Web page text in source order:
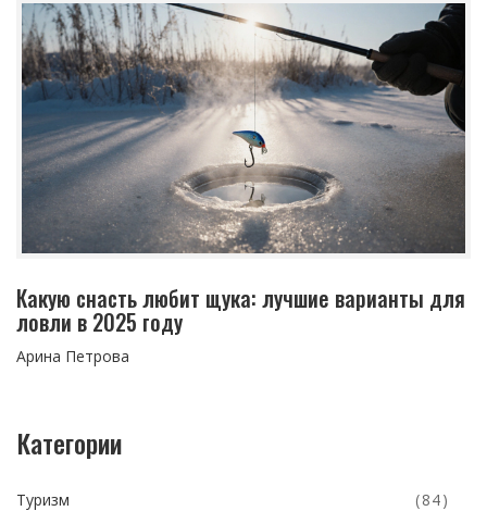
Какую снасть любит щука: лучшие варианты для
ловли в 2025 году
Арина Петрова
Категории
Туризм (84)